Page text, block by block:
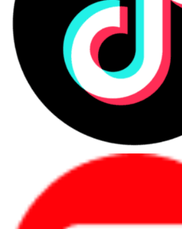
với chất lượng xây dựng đáng tin cậy, sản
cụ hỗ trợ đáng tin cậy trong các cuộc gặp gỡ
Nếu bạn đang tìm kiếm một chiếc điện thoại
hiệu quả, thì Polycom Voicestation 300 Duo là
bạn.
Công ty Cổ phần Vật tư và Thiết bị
Trụ sở chính: C18, Lô 9, KĐTM. Định Công, P.
Hotline 1: 0983.366.022 (Hà
CN.HCM: 51/1 Giải Phóng, Phường 4, Quận